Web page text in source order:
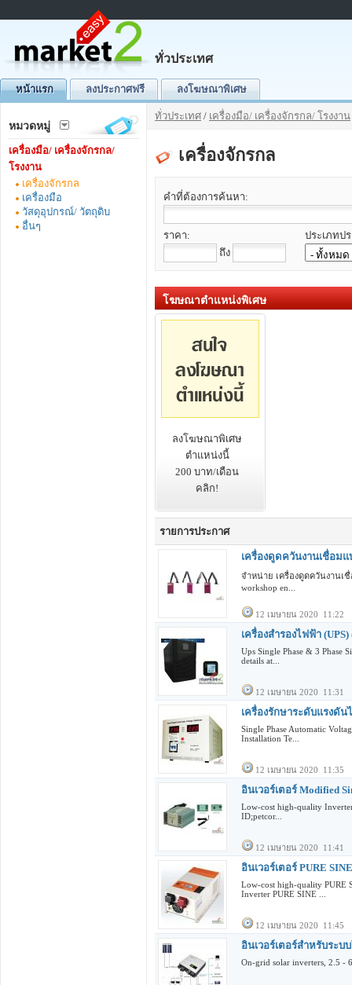
ทั่วประเทศ
หน้าแรก ลงประกาศฟรี ลงโฆษณาพิเศษ
หมวดหมู่
เครื่องมือ/ เครื่องจักรกล/
โรงงาน
เครื่องจักรกล
เครื่องมือ
วัสดุอุปกรณ์/ วัตถุดิบ
อื่นๆ
ทั่วประเทศ / เครื่องมือ/ เครื่องจักรกล/ โรงงาน
เครื่องจักรกล
คำที่ต้องการค้นหา:
ราคา:
ถึง
ประเภทป
โฆษณาตำแหน่งพิเศษ
ลงโฆษณาพิเศษ
ตำแหน่งนี้
200 บาท/เดือน
คลิก!
รายการประกาศ
เครื่องดูดควันงานเชื่อมแ
จำหน่าย เครื่องดูดควันงานเชื่
workshop en...
12 เมษายน 2020 11:22
เครื่องสำรองไฟฟ้า (UPS)
Ups Single Phase & 3 Phase
details at...
12 เมษายน 2020 11:31
เครื่องรักษาระดับแรงดั
Single Phase Automatic
Installation Te...
12 เมษายน 2020 11:35
อินเวอร์เตอร์ Modified
Low-cost high-quality
ID;petcor...
12 เมษายน 2020 11:41
อินเวอร์เตอร์ PURE
Low-cost high-quality PURE
Inverter PURE SINE ...
12 เมษายน 2020 11:45
อินเวอร์เตอร์สำหรับระบ
On-grid solar inverters, 2.5 -